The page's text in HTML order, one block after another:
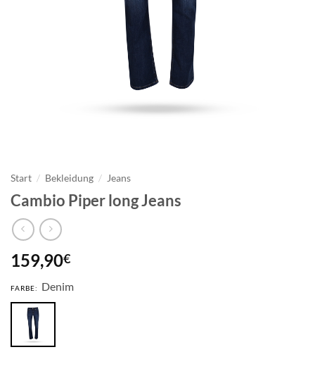
Start / Bekleidung / Jeans
Cambio Piper long Jeans
159,90€
FARBE: Denim